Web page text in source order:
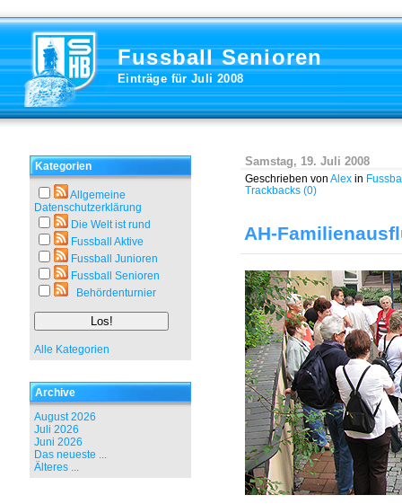
Fussball Senioren
Einträge für Juli 2008
Kategorien
Allgemeine
Datenschutzerklärung
Die Welt ist rund
Fussball Aktive
Fussball Junioren
Fussball Senioren
Behördenturnier
Alle Kategorien
Archive
August 2026
Juli 2026
Juni 2026
Das neueste ...
Älteres ...
Samstag, 19. Juli 2008
Geschrieben von Alex in
Trackbacks (0)
AH-